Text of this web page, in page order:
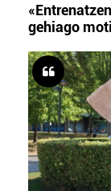
gehiago